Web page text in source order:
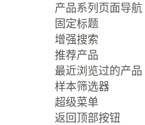
产品系列页面导航
固定标题
增强搜索
推荐产品
最近浏览过的产品
样本筛选器
超级菜单
返回顶部按钮